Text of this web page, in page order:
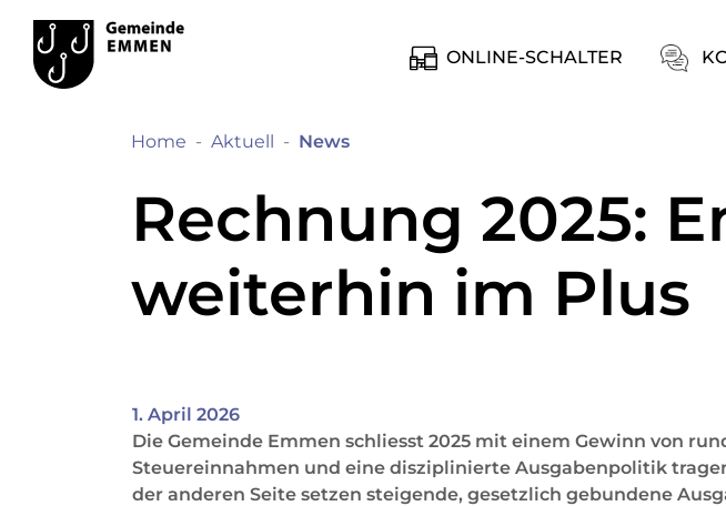
zur Startseite
Direkt zur Hauptnavigation
Direkt zum Inhalt
Direkt zur Suche
Direkt zum Stichwortverzeichnis
Kopfzeile Emmen Hauptnavigation
ONLINE-SCHALTER
Hauptinhalt
Home Aktuell News(ausgewählt)
Rechnung 2025:
weiterhin im Plus
1. April 2026
Die Gemeinde Emmen schliesst 2025 mit einem Gewinn von
Steuereinnahmen und eine disziplinierte Ausgabenpolitik
der anderen Seite setzen steigende, gesetzlich gebundene